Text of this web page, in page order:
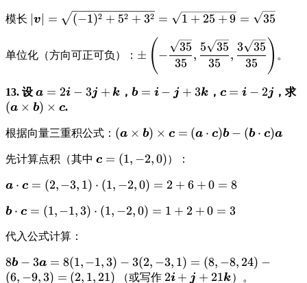
\boldsymbol{b}
\begin{vmatrix}
\boldsymbol{i}
\boldsymbol{j}
&
\\ 1 & -1 & 2 \\
2 & 1 & -1 \end
{vmatrix} =
\boldsymbol{i}
(1-2) -
\boldsymbol{j}
(-1-4) +
\boldsymbol{k}
3)
模长 \displaystyle
= \sqrt{(-1)^2 +
5^2 + 3^2} =
= \sqrt{35}
v = (−1)2 + 52 + 32 = 1 + 25 + 9 = 35
单位化（方向可正可负）：
\displaystyle \pm
\left(-
\frac{\sqrt{35}}
{35},
\frac{5\sqrt{35}}
\frac{3\sqrt{35}}
± ( −
35
35
,
35
5 35
,
35
3 35 ) 。
13. 设 \displaystyle
\boldsymbol{a}=2\boldsymbol{i}-
a = 2i − 3j + k ， \displaystyle
b = i − j + 3k ， \displaystyle
c = i − 2j ，求
(a × b) × c.
根据向量三重积公式： \displaystyle
=
(a × b) × c = (a ⋅ c)b − (b ⋅ c)a
先计算点积（其中 \displaystyle
= (1, -2, 0)
c = (1, −2,0)）：
\displaystyle
= (2, -3, 1) \cdot (1, -2, 0) = 2 + 6 +
0 = 8
a ⋅ c = (2,−3, 1) ⋅ (1, −2,0) = 2 + 6 + 0 = 8
\displaystyle
= (1, -1, 3) \cdot (1, -2, 0) = 1 + 2 +
0 = 3
b ⋅ c = (1,−1, 3) ⋅ (1, −2,0) = 1 + 2 + 0 = 3
代入公式计算：
\displaystyle
8\boldsymbol{b}
8b − 3a = 8(1,−1, 3) − 3(2, −3, 1) = (8, −8, 24) −
(6, −9,3) = \displaystyle
(2, 1, 21) （或写作 \displaystyle
2i + j + 21k）。